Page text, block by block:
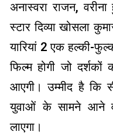
अनास्वरा राजन,
स्टार दिव्या खोसला
यारियां 2 एक हल्की-
फिल्म होगी जो
आएगी। उम्मीद है कि
युवाओं के सामने आने
लाएगा।